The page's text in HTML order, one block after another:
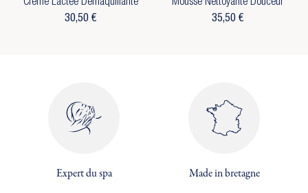
Annuler Créer une liste d'envies
((cancelText)) ((MODALDELETETEXT))
Connexion
Crème Lactée Démaquillante
30,50 €
Mousse Nettoyante Douceur
35,50 €
Expert du spa Made in bretagne